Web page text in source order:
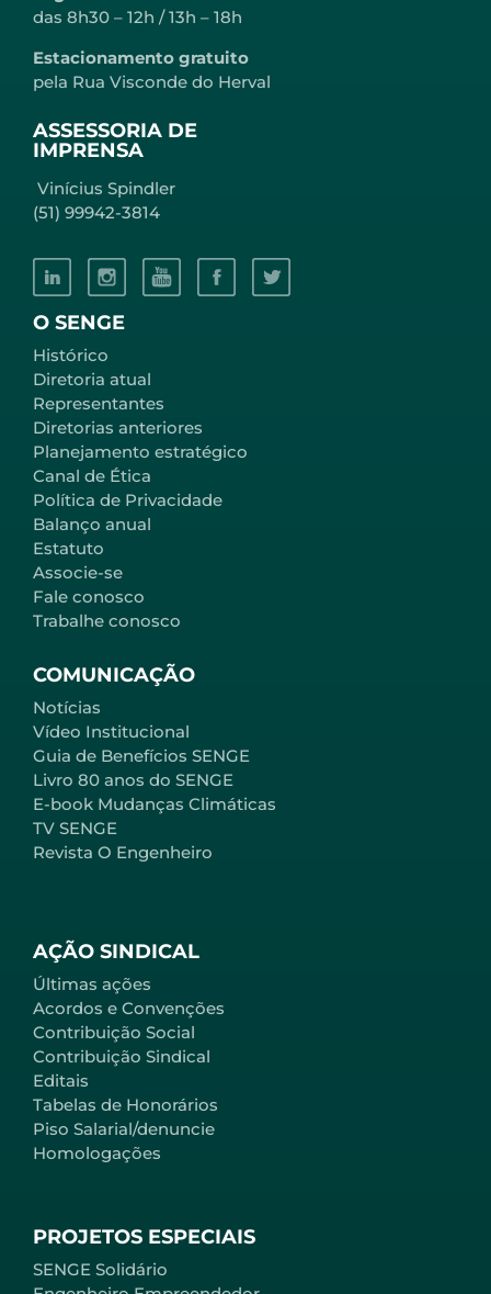
AÇÃO SINDICAL
Últimas ações
Acordos e Convenções
Contribuição Social
Contribuição Sindical
Editais
Tabelas de Honorários
Piso Salarial/denuncie
Homologações
PROJETOS ESPECIAIS
SENGE Solidário
O SENGE
Histórico
Diretoria atual
Representantes
Diretorias anteriores
Planejamento estratégico
Canal de Ética
Política de Privacidade
Balanço anual
Estatuto
Associe-se
Fale conosco
Trabalhe conosco
COMUNICAÇÃO
Notícias
Vídeo Institucional
Guia de Benefícios SENGE
Livro 80 anos do SENGE
E-book Mudanças Climáticas
TV SENGE
Revista O Engenheiro
das 8h30 – 12h / 13h – 18h
Estacionamento gratuito
pela Rua Visconde do Herval
ASSESSORIA DE
IMPRENSA
Vinícius Spindler
(51) 99942-3814